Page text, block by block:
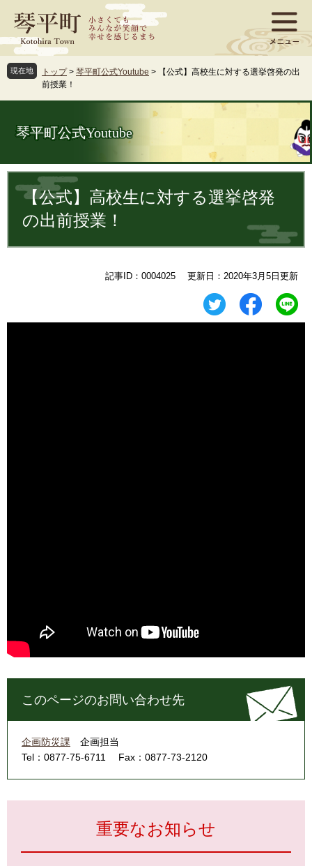
ジ
先
頭
ュ
を
飛
現在地 トップ > 琴平町公式Youtube >
【公式】高校生に対する選挙啓発の出
前授業！
琴平町公式Youtube
文
【公式】高校生に対する選挙啓発
の出前授業！
記事ID：0004025 更新日：2020年3月5日更新
このページのお問い合わせ先
企画防災課
企画担当
Tel：0877-75-6711
Fax：0877-73-2120
重要なお知らせ